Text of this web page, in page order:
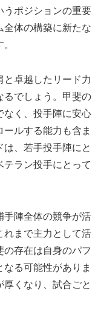
うポジションの重要
全体の構築に新たな
卓越したリード力
るでしょう。甲斐の
なく、投手陣に安心
ルする能力も含ま
、若手投手陣にと
テラン投手にとって
手陣全体の競争が活
れまで主力として活
の存在は自身のパフ
る可能性がありま
くなり、試合ごと